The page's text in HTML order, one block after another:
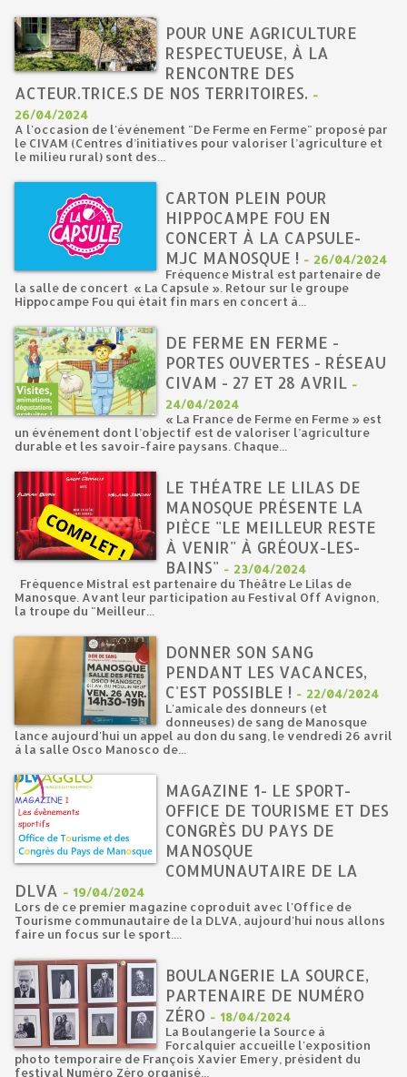
POUR UNE AGRICULTURE
RESPECTUEUSE, À LA
RENCONTRE DES
ACTEUR.TRICE.S DE NOS TERRITOIRES. -
26/04/2024
A l'occasion de l'événement "De Ferme en Ferme" proposé par
le CIVAM (Centres d’initiatives pour valoriser l’agriculture et
le milieu rural) sont des...
CARTON PLEIN POUR
HIPPOCAMPE FOU EN
CONCERT À LA CAPSULE-
MJC MANOSQUE ! - 26/04/2024
Fréquence Mistral est partenaire de
la salle de concert « La Capsule ». Retour sur le groupe
Hippocampe Fou qui était fin mars en concert à...
DE FERME EN FERME -
PORTES OUVERTES - RÉSEAU
CIVAM - 27 ET 28 AVRIL -
24/04/2024
« La France de Ferme en Ferme » est
un événement dont l’objectif est de valoriser l’agriculture
durable et les savoir-faire paysans. Chaque...
LE THÉATRE LE LILAS DE
MANOSQUE PRÉSENTE LA
PIÈCE "LE MEILLEUR RESTE
À VENIR" À GRÉOUX-LES-
BAINS" - 23/04/2024
Fréquence Mistral est partenaire du Théâtre Le Lilas de
Manosque. Avant leur participation au Festival Off Avignon,
la troupe du "Meilleur...
DONNER SON SANG
PENDANT LES VACANCES,
C'EST POSSIBLE ! - 22/04/2024
L'amicale des donneurs (et
donneuses) de sang de Manosque
lance aujourd'hui un appel au don du sang, le vendredi 26 avril
à la salle Osco Manosco de...
MAGAZINE 1- LE SPORT-
OFFICE DE TOURISME ET DES
CONGRÈS DU PAYS DE
MANOSQUE
COMMUNAUTAIRE DE LA
DLVA - 19/04/2024
Lors de ce premier magazine coproduit avec l'Office de
Tourisme communautaire de la DLVA, aujourd'hui nous allons
faire un focus sur le sport....
BOULANGERIE LA SOURCE,
PARTENAIRE DE NUMÉRO
ZÉRO - 18/04/2024
La Boulangerie la Source à
Forcalquier accueille l'exposition
photo temporaire de François Xavier Emery, président du
festival Numéro Zéro organisé...